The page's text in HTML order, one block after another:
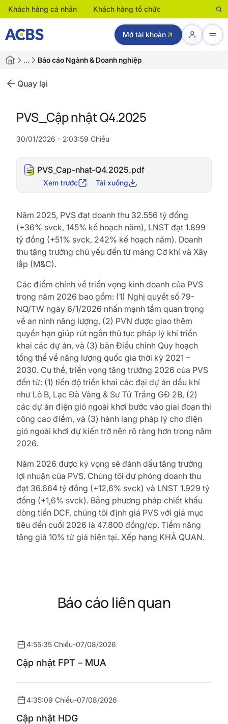
Khách hàng cá nhân Khách hàng tổ chức
Mở tài khoản
… Báo cáo Ngành & Doanh nghiệp
Quay lại
PVS_Cập nhật Q4.2025
30/01/2026 - 2:03:59 Chiều
PVS_Cap-nhat-Q4.2025.pdf
Xem trước Tải xuống
Năm 2025, PVS đạt doanh thu 32.556 tỷ đồng
(+36% svck, 145% kế hoạch năm), LNST đạt 1.899
tỷ đồng (+51% svck, 242% kế hoạch năm). Doanh
thu tăng trưởng chủ yếu đến từ mảng Cơ khí và Xây
lắp (M&C).
Các điểm chính về triển vọng kinh doanh của PVS
trong năm 2026 bao gồm: (1) Nghị quyết số 79-
NQ/TW ngày 6/1/2026 nhấn mạnh tầm quan trọng
về an ninh năng lượng, (2) PVN được giao thêm
quyền hạn giúp rút ngắn thủ tục pháp lý khi triển
khai các dự án, và (3) bản Điều chỉnh Quy hoạch
tổng thể về năng lượng quốc gia thời kỳ 2021 –
2030. Cụ thể, triển vọng tăng trưởng 2026 của PVS
đến từ: (1) tiến độ triển khai các đại dự án dầu khí
như Lô B, Lạc Đà Vàng & Sư Tử Trắng GĐ 2B, (2)
các dự án điện gió ngoài khơi bước vào giai đoạn thi
công cao điểm, và (3) hành lang pháp lý cho điện
gió ngoài khơi dự kiến trở nên rõ ràng hơn trong năm
2026.
Năm 2026 được kỳ vọng sẽ đánh dấu tăng trưởng
lợi nhuận của PVS. Chúng tôi dự phóng doanh thu
đạt 36.664 tỷ đồng (+12,6% svck) và LNST 1.929 tỷ
đồng (+1,6% svck). Bằng phương pháp chiết khấu
dòng tiền DCF, chúng tôi định giá PVS với giá mục
tiêu đến cuối 2026 là 47.800 đồng/cp. Tiềm năng
tăng giá 10% từ giá hiện tại. Xếp hạng KHẢ QUAN.
Báo cáo liên quan
4:55:35 Chiều-07/08/2026
Cập nhật FPT – MUA
4:35:09 Chiều-07/08/2026
Cập nhật HDG